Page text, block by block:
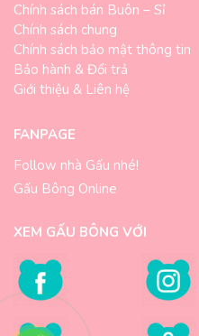
Chính sách bán Buôn – Sỉ
Chính sách chung
Chính sách bảo mật thông tin
Bảo hành & Đổi trả
Giới thiệu & Liên hệ
FANPAGE
Follow nhà Gấu nhé!
Gấu Bông Online
XEM GẤU BÔNG VỚI